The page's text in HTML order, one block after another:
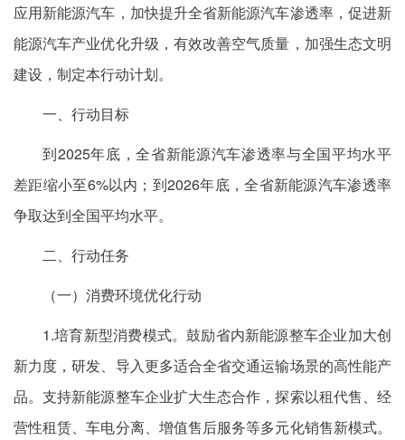
应用新能源汽车，加快提升全省新能源汽车渗透率，促进新
能源汽车产业优化升级，有效改善空气质量，加强生态文明
建设，制定本行动计划。
一、行动目标
到2025年底，全省新能源汽车渗透率与全国平均水平
差距缩小至6%以内；到2026年底，全省新能源汽车渗透率
争取达到全国平均水平。
二、行动任务
（一）消费环境优化行动
1.培育新型消费模式。鼓励省内新能源整车企业加大创
新力度，研发、导入更多适合全省交通运输场景的高性能产
品。支持新能源整车企业扩大生态合作，探索以租代售、经
营性租赁、车电分离、增值售后服务等多元化销售新模式。